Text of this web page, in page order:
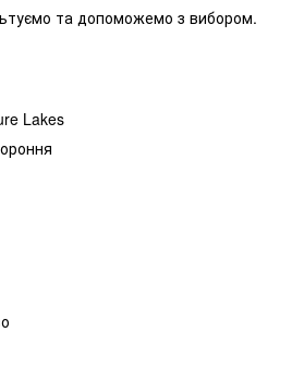
та допоможемо з вибором.
Lakes